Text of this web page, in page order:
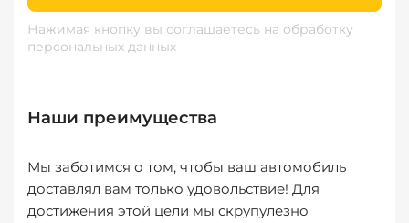
Нажимая кнопку вы соглашаетесь на обработку
персональных данных
Наши преимущества
Мы заботимся о том, чтобы ваш автомобиль
доставлял вам только удовольствие! Для
достижения этой цели мы скрупулезно